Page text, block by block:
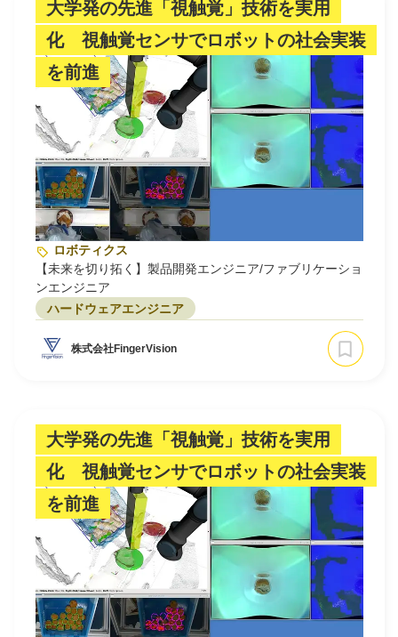
大学発の先進「視触覚」技術を実用
化 視触覚センサでロボットの社会実装
を前進
ロボティクス
【未来を切り拓く】製品開発エンジニア/ファブリケーショ
ンエンジニア
ハードウェアエンジニア
株式会社FingerVision
大学発の先進「視触覚」技術を実用
化 視触覚センサでロボットの社会実装
を前進